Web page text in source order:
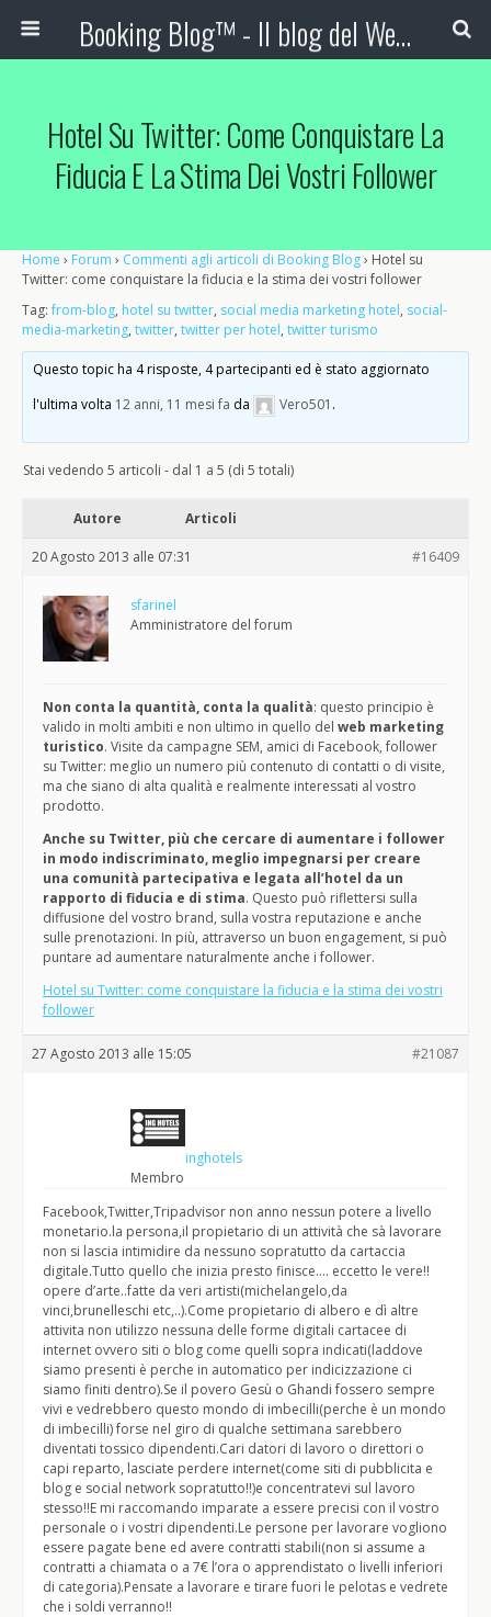
Booking Blog™ - Il blog del Web Marketing Turistico
Hotel Su Twitter: Come Conquistare La
Fiducia E La Stima Dei Vostri Follower
Home › Forum › Commenti agli articoli di Booking Blog› Hotel su
Twitter: come conquistare la fiducia e la stima dei vostri follower
Tag:from-blog, hotel su twitter, social media marketing hotel, social-
media-marketing, twitter, twitter per hotel, twitter turismo
Questo topic ha 4 risposte, 4 partecipanti ed è stato aggiornato
l'ultima volta 12 anni, 11 mesi fa da Vero501 .
Stai vedendo 5 articoli - dal 1 a 5 (di 5 totali)
Autore Articoli
20 Agosto 2013 alle 07:31 #16409
sfarinel
Amministratore del forum
Non conta la quantità, conta la qualità: questo principio è
valido in molti ambiti e non ultimo in quello del web marketing
turistico. Visite da campagne SEM, amici di Facebook, follower
su Twitter: meglio un numero più contenuto di contatti o di visite,
ma che siano di alta qualità e realmente interessati al vostro
prodotto.
Anche su Twitter, più che cercare di aumentare i follower
in modo indiscriminato, meglio impegnarsi per creare
una comunità partecipativa e legata all’hotel da un
rapporto di fiducia e di stima. Questo può riflettersi sulla
diffusione del vostro brand, sulla vostra reputazione e anche
sulle prenotazioni. In più, attraverso un buon engagement, si può
puntare ad aumentare naturalmente anche i follower.
Hotel su Twitter: come conquistare la fiducia e la stima dei vostri
follower
27 Agosto 2013 alle 15:05 #21087
inghotels
Membro
Facebook,Twitter,Tripadvisor non anno nessun potere a livello
monetario.la persona,il propietario di un attività che sà lavorare
non si lascia intimidire da nessuno sopratutto da cartaccia
digitale.Tutto quello che inizia presto finisce…. eccetto le vere!!
opere d’arte..fatte da veri artisti(michelangelo,da
vinci,brunelleschi etc,..).Come propietario di albero e dì altre
attivita non utilizzo nessuna delle forme digitali cartacee di
internet ovvero siti o blog come quelli sopra indicati(laddove
siamo presenti è perche in automatico per indicizzazione ci
siamo finiti dentro).Se il povero Gesù o Ghandi fossero sempre
vivi e vedrebbero questo mondo di imbecilli(perche è un mondo
di imbecilli) forse nel giro di qualche settimana sarebbero
diventati tossico dipendenti.Cari datori di lavoro o direttori o
capi reparto, lasciate perdere internet(come siti di pubblicita e
blog e social network sopratutto!!)e concentratevi sul lavoro
stesso!!E mi raccomando imparate a essere precisi con il vostro
personale o i vostri dipendenti.Le persone per lavorare vogliono
essere pagate bene ed avere contratti stabili(non si assume a
contratti a chiamata o a 7€ l’ora o apprendistato o livelli inferiori
di categoria).Pensate a lavorare e tirare fuori le pelotas e vedrete
che i soldi verranno!!